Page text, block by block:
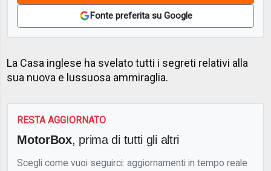
Fonte preferita su Google
La Casa inglese ha svelato tutti i segreti relativi alla
sua nuova e lussuosa ammiraglia.
RESTA AGGIORNATO
MotorBox, prima di tutti gli altri
Scegli come vuoi seguirci: aggiornamenti in tempo reale